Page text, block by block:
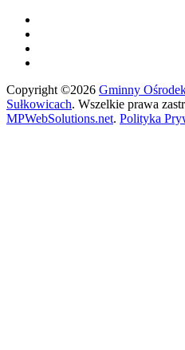
Copyright ©2026 Gminny
Sułkowicach. Wszelkie prawa
MPWebSolutions.net. Polityka